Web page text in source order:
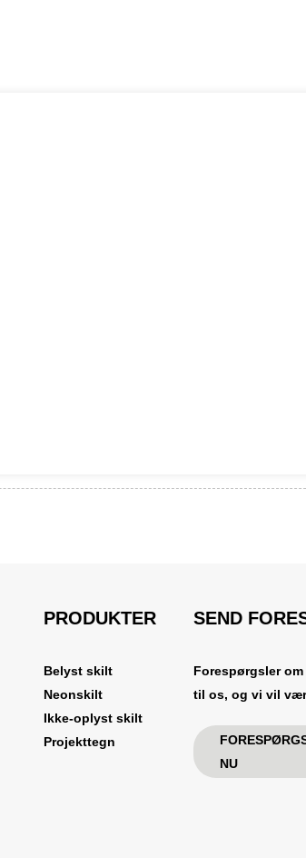
PRODUKTER
Belyst skilt
Neonskilt
Ikke-oplyst skilt
Projekttegn
SEND
Forespørgsler
til os, og vi vil
NU